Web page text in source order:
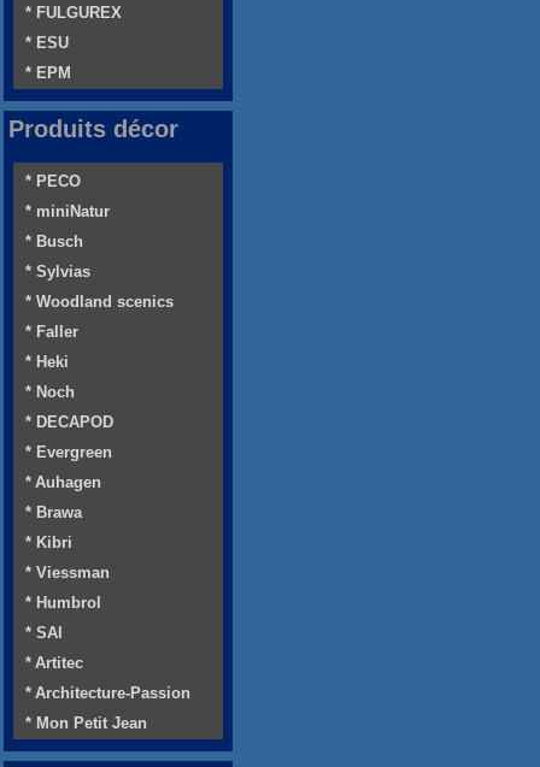
* FULGUREX
* ESU
* EPM
Produits décor
* PECO
* miniNatur
* Busch
* Sylvias
* Woodland scenics
* Faller
* Heki
* Noch
* DECAPOD
* Evergreen
* Auhagen
* Brawa
* Kibri
* Viessman
* Humbrol
* SAI
* Artitec
* Architecture-Passion
* Mon Petit Jean